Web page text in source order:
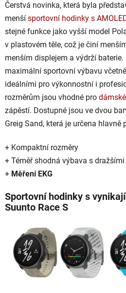
Čerstvá novinka, která byla
menší sportovní hodinky s
stejné funkce jako vyšší model
v plastovém těle, což je činí
menším displejem a výdrží
maximální sportovní výbavu
ideálními pro výkonnostní i
rozměrům jsou vhodné pro dámské
zápěstí. Dostupné jsou ve dvou
Greig Sand, která je určena hlavně
+ Kompaktní rozměry
+ Téměř shodná výbava s
+ Měření EKG
Sportovní hodinky s
Suunto Race S